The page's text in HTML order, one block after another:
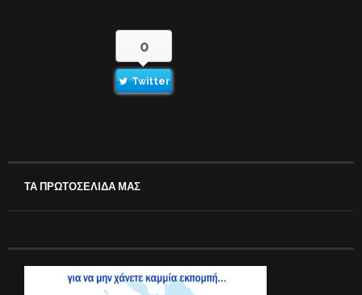
0
Twitter
ΤΑ ΠΡΩΤΟΣΕΛΙΔΑ ΜΑΣ